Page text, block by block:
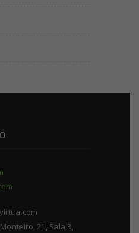
21, Sala 3,